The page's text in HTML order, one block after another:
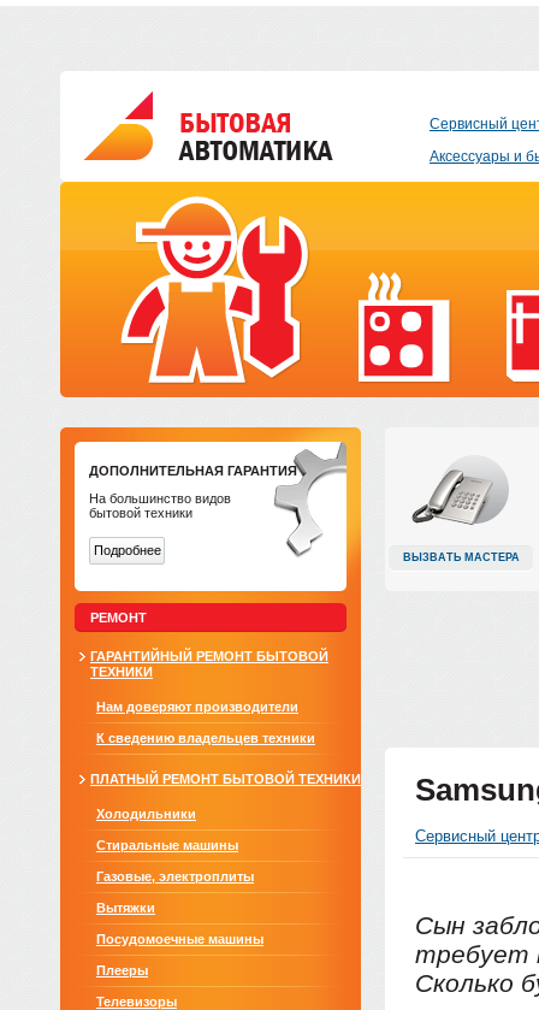
Сервисный
Аксессуары и
ДОПОЛНИТЕЛЬНАЯ ГАРАНТИЯ
На большинство видов
бытовой техники
Подробнее
РЕМОНТ
ГАРАНТИЙНЫЙ РЕМОНТ БЫТОВОЙ
ТЕХНИКИ
Нам доверяют производители
К сведению владельцев техники
ПЛАТНЫЙ РЕМОНТ БЫТОВОЙ ТЕХНИКИ
Холодильники
Стиральные машины
Газовые, электроплиты
Вытяжки
Посудомоечные машины
Плееры
Телевизоры
ВЫЗВАТЬ МАСТЕРА
Сервисный
Сын
требует
Сколько